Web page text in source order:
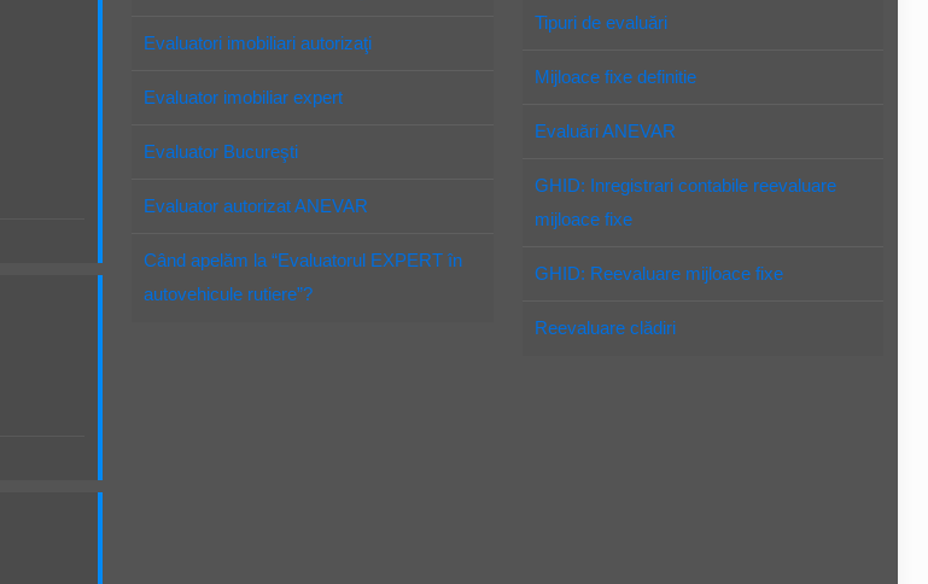
Evaluatori imobiliari autorizaţi
Evaluator imobiliar expert
Evaluator Bucureşti
Evaluator autorizat ANEVAR
Când apelăm la “Evaluatorul EXPERT în
autovehicule rutiere”?
Tipuri de evaluări
Mijloace fixe definitie
Evaluări ANEVAR
GHID: Inregistrari contabile reevaluare
mijloace fixe
GHID: Reevaluare mijloace fixe
Reevaluare clădiri